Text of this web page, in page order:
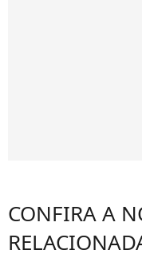
CONFIRA A